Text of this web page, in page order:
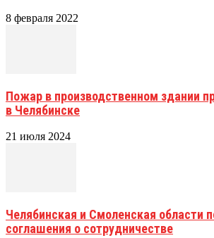
8 февраля 2022
Пожар в производственном здании
в Челябинске
21 июля 2024
Челябинская и Смоленская области
соглашения о сотрудничестве